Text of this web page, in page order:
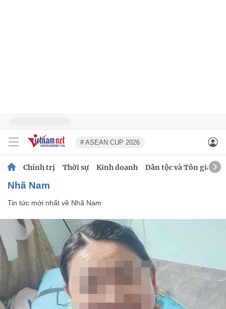
# ASEAN CUP 2026
Chính trị Thời sự Kinh doanh Dân tộc và Tôn giáo
Nhã Nam
Tin tức mới nhất về Nhã Nam